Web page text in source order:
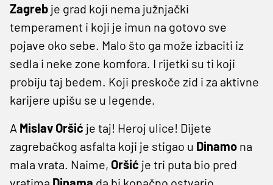
Zagreb je grad koji nema južnjački
temperament i koji je imun na gotovo sve
pojave oko sebe. Malo što ga može izbaciti iz
sedla i neke zone komfora. I rijetki su ti koji
probiju taj bedem. Koji preskoče zid i za aktivne
karijere upišu se u legende.
A Mislav Oršić je taj! Heroj ulice! Dijete
zagrebačkog asfalta koji je stigao u Dinamo na
mala vrata. Naime, Oršić je tri puta bio pred